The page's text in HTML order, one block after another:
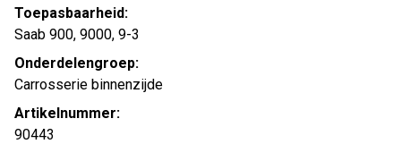
Toepasbaarheid:
Saab 900, 9000, 9-3
Onderdelengroep:
Carrosserie binnenzijde
Artikelnummer:
90443